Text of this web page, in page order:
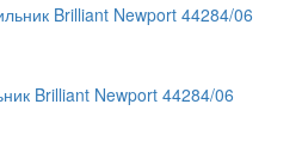
Brilliant Newport 44284/06